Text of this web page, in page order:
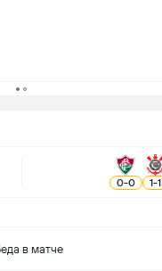
0-0 1-1
в матче